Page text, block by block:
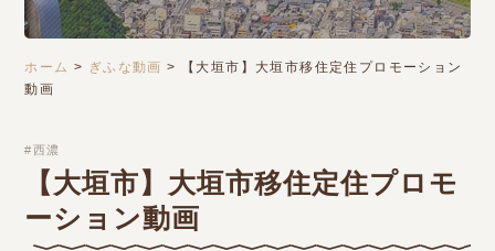
ホーム > ぎふな動画 >
【大垣市】大垣市移住定住プロモーション
動画
西濃
【大垣市】大垣市移住定住プロモ
ーション動画